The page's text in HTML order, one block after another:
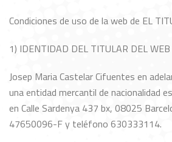
Condiciones de uso de la web de EL
1) IDENTIDAD DEL TITULAR DEL WEB
Josep Maria Castelar Cifuentes en
una entidad mercantil de nacionalidad
en Calle Sardenya 437 bx, 08025
47650096-F y teléfono 630333114.